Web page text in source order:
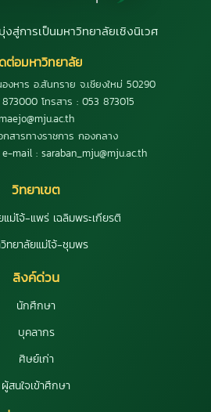
สู่การเป็นมหาวิทยาลัยเชิงนิเวศ
ต่อมหาวิทยาลัย
งหาร อ.สันทราย จ.เชียงใหม่ 50290
โทรสาร : 053 873015
maejo@mju.ac.th
กสารทางราชการ กองกลาง
mail : saraban_mju@mju.ac.th
วิทยาเขต
แม่โจ้-แพร่ เฉลิมพระเกียรติ
ทยาลัยแม่โจ้-ชุมพร
ลิงค์ด่วน
นักศึกษา
บุคลากร
ศิษย์เก่า
ผู้สนใจเข้าศึกษา